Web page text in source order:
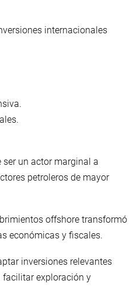
internacionales
ser un actor marginal a
petroleros de mayor
offshore transformó
económicas y fiscales.
inversiones relevantes
exploración y